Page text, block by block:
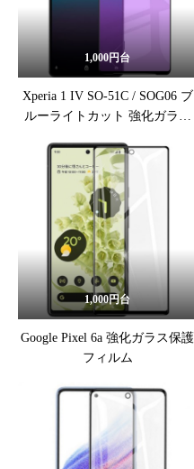
1,000円台
Xperia 1 IV SO-51C / SOG06 ブ
ルーライトカット 強化ガラス
1,000円台
Google Pixel 6a 強化ガラス保護
フィルム